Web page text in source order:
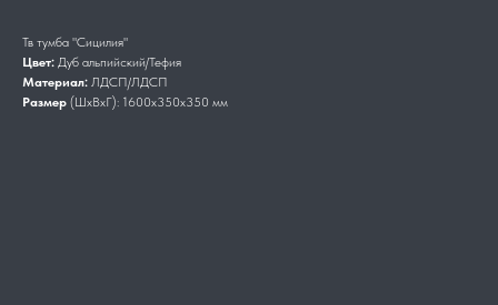
Тв тумба "Сицилия"
Цвет: Дуб альпийский/Тефия
Материал: ЛДСП/ЛДСП
Размер (ШхВхГ): 1600х350х350 мм